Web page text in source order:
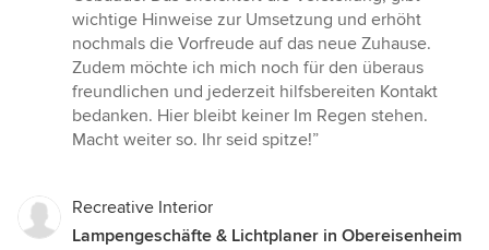
wichtige Hinweise zur Umsetzung und erhöht
nochmals die Vorfreude auf das neue Zuhause.
Zudem möchte ich mich noch für den überaus
freundlichen und jederzeit hilfsbereiten Kontakt
bedanken. Hier bleibt keiner Im Regen stehen.
Macht weiter so. Ihr seid spitze!”
Recreative Interior
Lampengeschäfte & Lichtplaner in Obereisenheim